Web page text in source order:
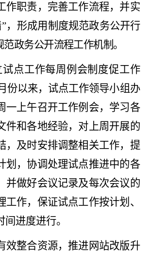
作职责，完善工作流程，并实
，形成用制度规范政务公开行
政务公开流程工作机制。
试点工作每周例会制度促工作
份以来，试点工作领导小组办
一上午召开工作例会，学习各
件和各地经验，对上周开展的
，及时安排调整相关工作，提
划，协调处理试点推进中的各
并做好会议记录及每次会议的
工作，保证试点工作按计划、
进度进行。
效整合资源，推进网站改版升